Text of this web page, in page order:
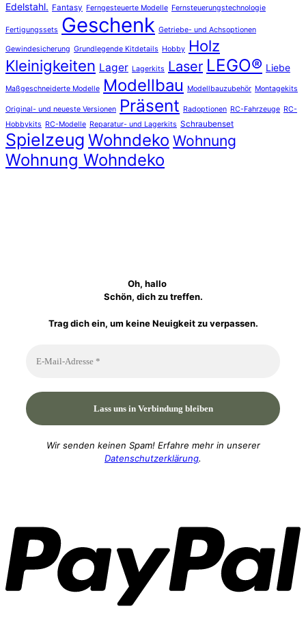
Edelstahl. Fantasy Ferngesteuerte Modelle Fernsteuerungstechnologie
Fertigungssets Geschenk Getriebe- und Achsoptionen
Gewindesicherung Grundlegende Kitdetails Hobby Holz
Kleinigkeiten Lager Lagerkits Laser LEGO® Liebe
Maßgeschneiderte Modelle Modellbau Modellbauzubehör Montagekits
Original- und neueste Versionen Präsent Radoptionen RC-Fahrzeuge RC-
Hobbykits RC-Modelle Reparatur- und Lagerkits Schraubenset
Spielzeug Wohndeko Wohnung
Wohnung Wohndeko
Oh, hallo
Schön, dich zu treffen.
Trag dich ein, um keine Neuigkeit zu verpassen.
Wir senden keinen Spam! Erfahre mehr in unserer
Datenschutzerklärung.